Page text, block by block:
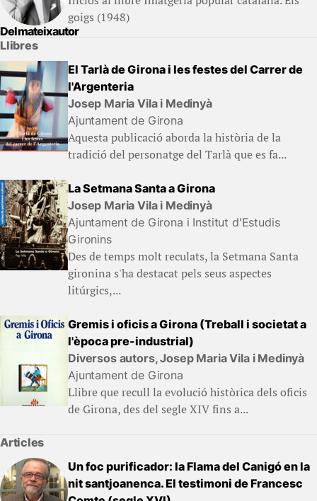
goigs (1948)
Del mateix autor
Llibres
El Tarlà de Girona i les festes del Carrer de
l'Argenteria
Josep Maria Vila i Medinyà
Ajuntament de Girona
Aquesta publicació aborda la història de la
tradició del personatge del Tarlà que es fa...
La Setmana Santa a Girona
Josep Maria Vila i Medinyà
Ajuntament de Girona i Institut d'Estudis
Gironins
Des de temps molt reculats, la Setmana Santa
gironina s'ha destacat pels seus aspectes
litúrgics,...
Gremis i oficis a Girona (Treball i societat a
l'època pre-industrial)
Diversos autors, Josep Maria Vila i Medinyà
Ajuntament de Girona
Llibre que recull la evolució històrica dels oficis
de Girona, des del segle XIV fins a...
Articles
Un foc purificador: la Flama del Canigó en la
nit santjoanenca. El testimoni de Francesc